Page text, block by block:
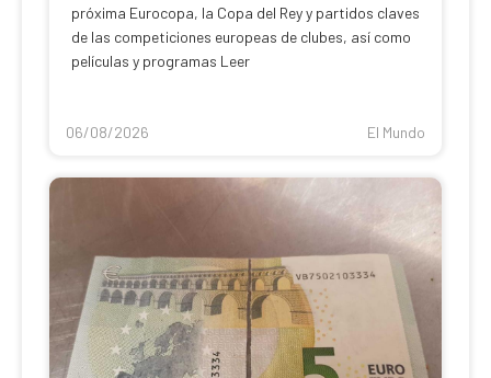
próxima Eurocopa, la Copa del Rey y partidos claves
de las competiciones europeas de clubes, así como
películas y programas Leer
06/08/2026 El Mundo